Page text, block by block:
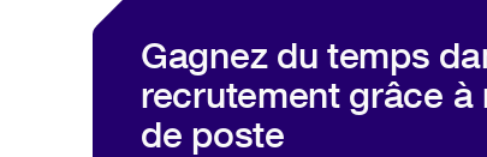
Gagnez du temps
recrutement grâce
de poste